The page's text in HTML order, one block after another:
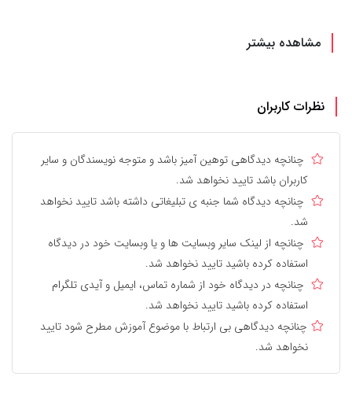
مشاهده بیشتر
نظرات کاربران
چنانچه دیدگاهی توهین آمیز باشد و متوجه نویسندگان و سایر
کاربران باشد تایید نخواهد شد.
چنانچه دیدگاه شما جنبه ی تبلیغاتی داشته باشد تایید نخواهد
شد.
چنانچه از لینک سایر وبسایت ها و یا وبسایت خود در دیدگاه
استفاده کرده باشید تایید نخواهد شد.
چنانچه در دیدگاه خود از شماره تماس، ایمیل و آیدی تلگرام
استفاده کرده باشید تایید نخواهد شد.
چنانچه دیدگاهی بی ارتباط با موضوع آموزش مطرح شود تایید
نخواهد شد.